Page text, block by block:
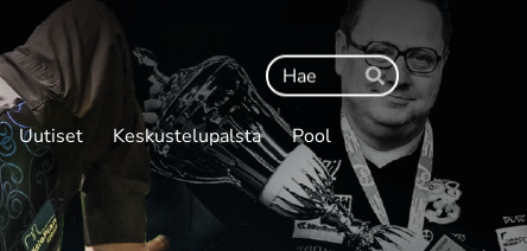
Haku
Hae
Uutiset Keskustelupalsta
Pool